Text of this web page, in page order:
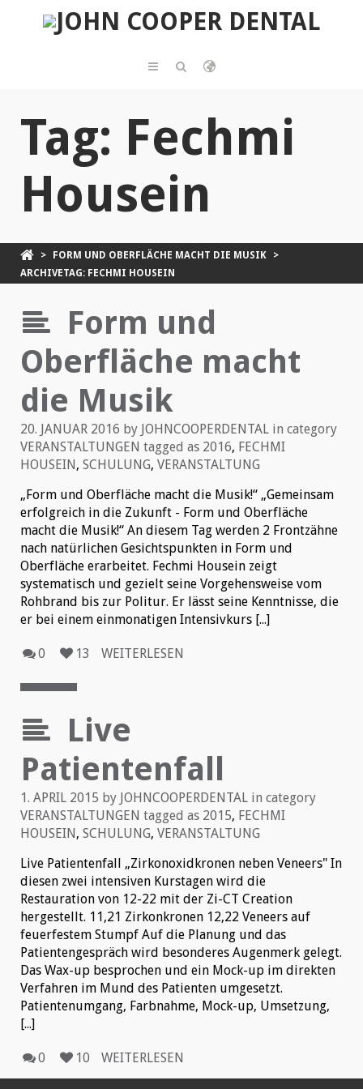
Tag: Fechmi
Housein
> FORM UND OBERFLÄCHE MACHT DIE MUSIK
>
ARCHIVETAG: FECHMI HOUSEIN
Form und
Oberfläche macht
die Musik
20. JANUAR 2016 by JOHNCOOPERDENTAL in category
VERANSTALTUNGEN tagged as 2016, FECHMI
HOUSEIN, SCHULUNG, VERANSTALTUNG
„Form und Oberfläche macht die Musik!“ „Gemeinsam
erfolgreich in die Zukunft - Form und Oberfläche
macht die Musik!“ An diesem Tag werden 2 Frontzähne
nach natürlichen Gesichtspunkten in Form und
Oberfläche erarbeitet. Fechmi Housein zeigt
systematisch und gezielt seine Vorgehensweise vom
Rohbrand bis zur Politur. Er lässt seine Kenntnisse, die
er bei einem einmonatigen Intensivkurs [...]
0 13 WEITERLESEN
Live
Patientenfall
1. APRIL 2015 by JOHNCOOPERDENTAL in category
VERANSTALTUNGEN tagged as 2015, FECHMI
HOUSEIN, SCHULUNG, VERANSTALTUNG
Live Patientenfall „Zirkonoxidkronen neben Veneers" In
diesen zwei intensiven Kurstagen wird die
Restauration von 12-22 mit der Zi-CT Creation
hergestellt. 11,21 Zirkonkronen 12,22 Veneers auf
feuerfestem Stumpf Auf die Planung und das
Patientengespräch wird besonderes Augenmerk gelegt.
Das Wax-up besprochen und ein Mock-up im direkten
Verfahren im Mund des Patienten umgesetzt.
Patientenumgang, Farbnahme, Mock-up, Umsetzung,
[...]
0 10 WEITERLESEN